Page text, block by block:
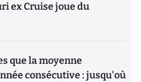
ex Cruise joue du
que la moyenne
consécutive : jusqu'où